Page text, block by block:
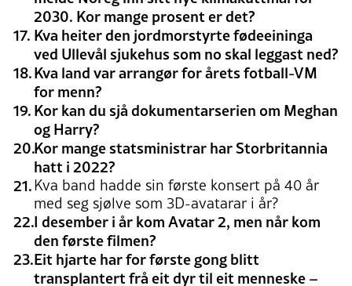
2030. Kor mange prosent er det?
Kva heiter den jordmorstyrte fødeeininga
ved Ullevål sjukehus som no skal leggast ned?
Kva land var arrangør for årets fotball-VM
for menn?
Kor kan du sjå dokumentarserien om Meghan
og Harry?
Kor mange statsministrar har Storbritannia
hatt i 2022?
Kva band hadde sin første konsert på 40 år
med seg sjølve som 3D-avatarar i år?
I desember i år kom Avatar 2, men når kom
den første filmen?
Eit hjarte har for første gong blitt
transplantert frå eit dyr til eit menneske –